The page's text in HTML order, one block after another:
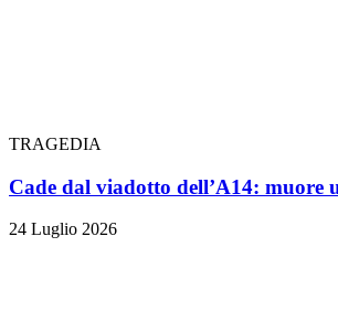
TRAGEDIA
Cade dal viadotto dell’A14: muore
24 Luglio 2026